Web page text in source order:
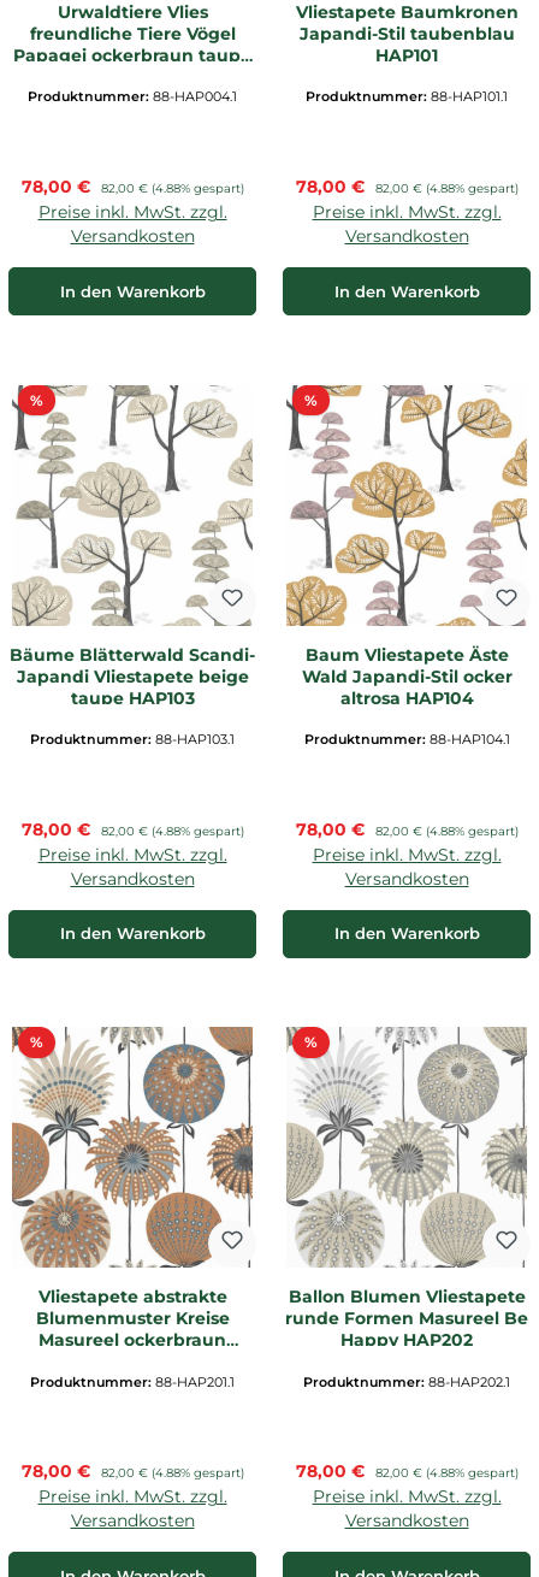
Urwaldtiere Vlies
freundliche Tiere Vögel
Papagei ockerbraun taupe
Produktnummer: 88-HAP004.1
Verkaufspreis:
78,00 € Regulärer Preis:
82,00 € (4.88% gespart)
Preise inkl. MwSt. zzgl.
Versandkosten
In den Warenkorb
Vliestapete Baumkronen
Japandi-Stil taubenblau
HAP101
Produktnummer: 88-HAP101.1
Verkaufspreis:
78,00 € Regulärer Preis:
82,00 € (4.88% gespart)
Preise inkl. MwSt. zzgl.
Versandkosten
In den Warenkorb
%Rabatt
Bäume Blätterwald Scandi-
Japandi Vliestapete beige
taupe HAP103
Produktnummer: 88-HAP103.1
Verkaufspreis:
78,00 € Regulärer Preis:
82,00 € (4.88% gespart)
Preise inkl. MwSt. zzgl.
Versandkosten
In den Warenkorb
%Rabatt
Baum Vliestapete Äste
Wald Japandi-Stil ocker
altrosa HAP104
Produktnummer: 88-HAP104.1
Verkaufspreis:
78,00 € Regulärer Preis:
82,00 € (4.88% gespart)
Preise inkl. MwSt. zzgl.
Versandkosten
In den Warenkorb
%Rabatt
Vliestapete abstrakte
Blumenmuster Kreise
Masureel ockerbraun
Produktnummer: 88-HAP201.1
Verkaufspreis:
78,00 € Regulärer Preis:
82,00 € (4.88% gespart)
Preise inkl. MwSt. zzgl.
Versandkosten
%Rabatt
Ballon Blumen Vliestapete
runde Formen Masureel Be
Happy HAP202
Produktnummer: 88-HAP202.1
Verkaufspreis:
78,00 € Regulärer Preis:
82,00 € (4.88% gespart)
Preise inkl. MwSt. zzgl.
Versandkosten